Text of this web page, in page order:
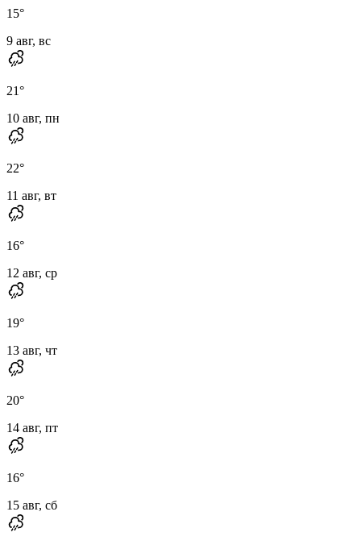
15°
9 авг, вс
21°
10 авг, пн
22°
11 авг, вт
16°
12 авг, ср
19°
13 авг, чт
20°
14 авг, пт
16°
15 авг, сб